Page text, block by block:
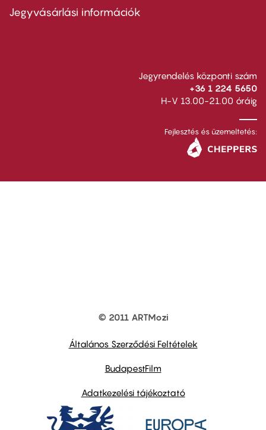
second
Jegyvásárlási információk
Jegyrendelés központi szám
+36 1 224 5650
H-V 13.00-21.00 óráig
Fejlesztés és üzemeltetés:
© 2011 ARTMozi
Általános Szerződési Feltételek
BudapestFilm
Adatkezelési tájékoztató